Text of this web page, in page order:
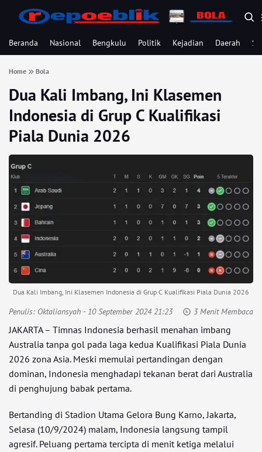
Beranda Nasional Bengkulu Politik Kejadian Daerah
Home Bola
Dua Kali Imbang, Ini Klasemen
Indonesia di Grup C Kualifikasi
Piala Dunia 2026
Dua Kali Imbang, Ini Klasemen Indonesia di Grup C Kualifikasi Piala Dunia 2026
Penulis: Oktaliansyah - 10 September 2024 21:23 3 Menit Membaca
JAKARTA – Timnas Indonesia berhasil menahan imbang
Australia tanpa gol pada laga kedua Kualifikasi Piala Dunia
2026 zona Asia. Meski memulai pertandingan dengan
dominan, Indonesia menghadapi tekanan berat dari Australia
di penghujung babak pertama.
Bertanding di Stadion Utama Gelora Bung Karno, Jakarta,
Selasa (10/9/2024) malam, Indonesia langsung tampil
agresif. Peluang pertama tercipta di menit ketiga melalui